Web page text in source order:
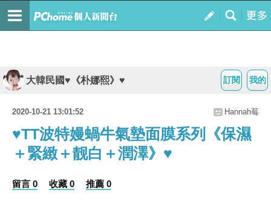
我的
訂閱
大韓民國♥《朴娜熙》♥
2020-10-21 13:01:52 Hannah莓
♥TT波特嫚蝸牛氣墊面膜系列《保濕
＋緊緻＋靓白＋潤澤》♥
留言 0 收藏 0 推薦 0